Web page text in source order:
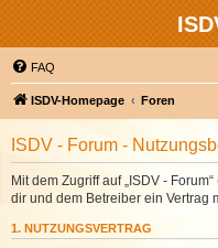
FAQ
ISDV-Homepage Foren
ISDV - Forum -
Mit dem Zugriff auf „ISDV -
dir und dem Betreiber ein Vertrag
1. NUTZUNGSVERTRAG